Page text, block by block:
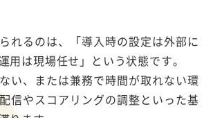
れるのは、「導入時の設定は外部に
用は現場任せ」という状態です。
い、または兼務で時間が取れない環
信やスコアリングの調整といった基